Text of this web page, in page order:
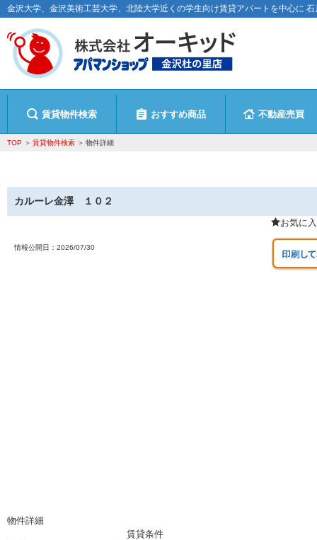
金沢大学、金沢美術工芸大学、北陸大学近くの学生向け賃貸アパートを中心に
賃貸物件検索 おすすめ商品 不動産売買
TOP 賃貸物件検索 物件詳細
カルーレ金澤 １０２
情報公開日： 2026/07/30
お気に
物件詳細
賃貸条件